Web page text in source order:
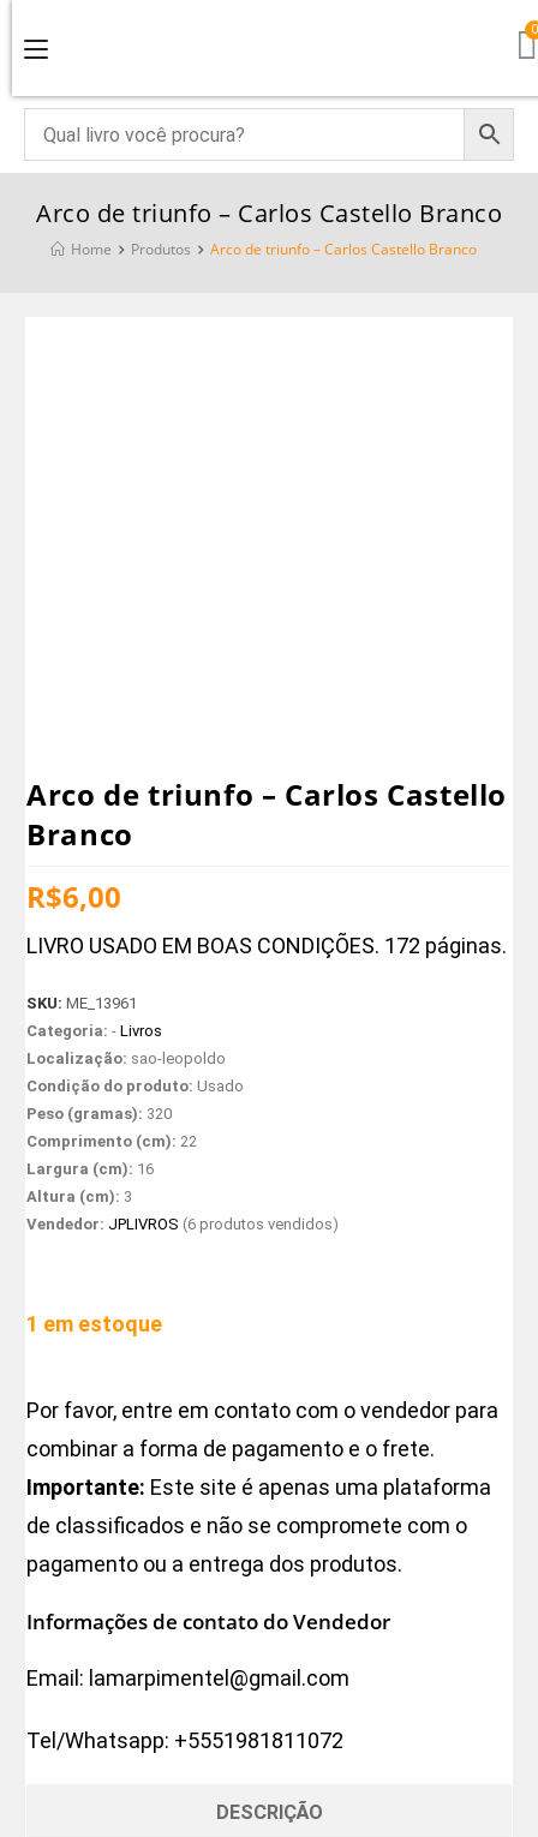
Arco de triunfo – Carlos Castello Branco
Home Produtos Arco de triunfo – Carlos Castello Branco
Arco de triunfo – Carlos Castello
Branco
R$6,00
LIVRO USADO EM BOAS CONDIÇÕES. 172 páginas.
SKU:ME_13961
Categoria:-Livros
Localização: sao-leopoldo
Condição do produto: Usado
Peso (gramas): 320
Comprimento (cm): 22
Largura (cm): 16
Altura (cm): 3
Vendedor: JPLIVROS (6 produtos vendidos)
1 em estoque
Por favor, entre em contato com o vendedor para
combinar a forma de pagamento e o frete.
Importante: Este site é apenas uma plataforma
de classificados e não se compromete com o
pagamento ou a entrega dos produtos.
Informações de contato do Vendedor
Email: lamarpimentel@gmail.com
Tel/Whatsapp: +5551981811072
DESCRIÇÃO